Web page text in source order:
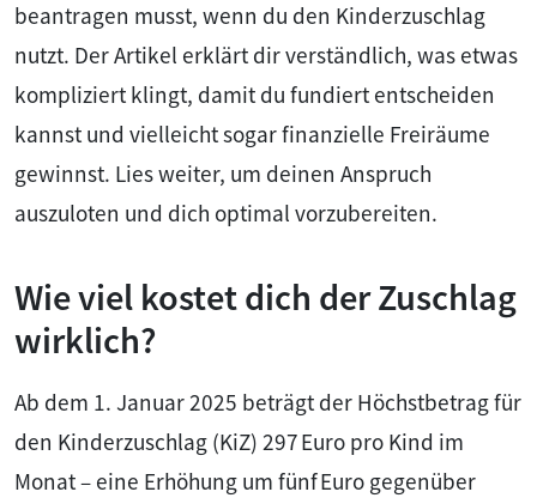
beantragen musst, wenn du den Kinderzuschlag
nutzt. Der Artikel erklärt dir verständlich, was etwas
kompliziert klingt, damit du fundiert entscheiden
kannst und vielleicht sogar finanzielle Freiräume
gewinnst. Lies weiter, um deinen Anspruch
auszuloten und dich optimal vorzubereiten.
Wie viel kostet dich der Zuschlag
wirklich?
Ab dem 1. Januar 2025 beträgt der Höchstbetrag für
den Kinderzuschlag (KiZ) 297 Euro pro Kind im
Monat – eine Erhöhung um fünf Euro gegenüber